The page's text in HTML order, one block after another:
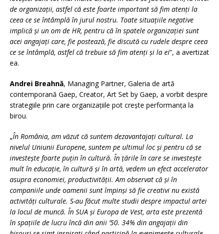
de organizații, astfel că este foarte important să fim atenți la
ceea ce se întâmplă în jurul nostru. Toate situațiile negative
implică și un om de HR, pentru că în spatele organizației sunt
acei angajați care, fie postează, fie discută cu rudele despre ceea
ce se întâmplă, astfel că trebuie să fim atenți și la ei”, a avertizat
ea.
Andrei Breahnă, Managing Partner, Galeria de artă
contemporană Gaep, Creator, Art Set by Gaep, a vorbit despre
strategiile prin care organizațiile pot crește performanța la
birou.
„În România, am văzut că suntem dezavantajați cultural. La
nivelul Uniunii Europene, suntem pe ultimul loc și pentru că se
investește foarte puțin în cultură. În țările în care se investește
mult în educație, în cultură și în artă, vedem un efect accelerator
asupra economiei, productivității. Am observat că și în
companiile unde oamenii sunt împinși să fie creativi nu există
activități culturale. S-au făcut multe studii despre impactul artei
la locul de muncă. În SUA și Europa de Vest, arta este prezentă
în spațiile de lucru încă din anii ’50. 34% din angajații din